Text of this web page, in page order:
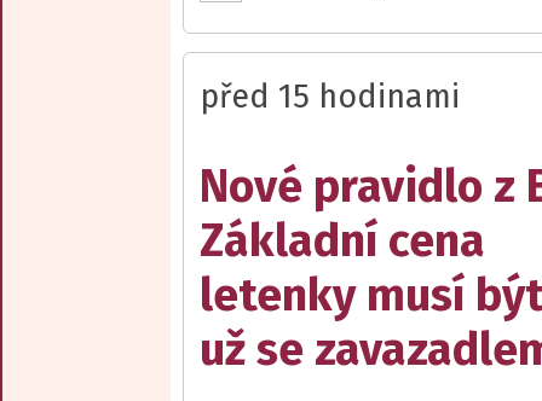
před 15 hodinami
Nové pravidlo z
Základní cena
letenky musí
už se